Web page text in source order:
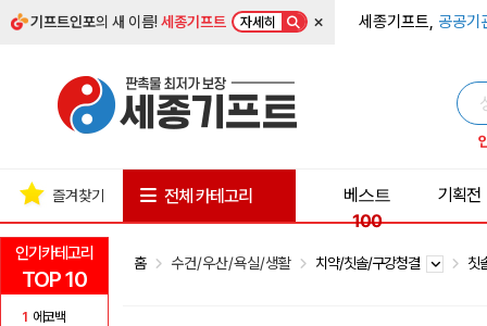
기프트인포의 새 이름!세종기프트 자세히 × 세종기프트, 공공기
인기카테고리
TOP 10
1 에코백
즐겨찾기 전체 카테고리
베스트
100
기획전
홈 수건/우산/욕실/생활 치약/칫솔/구강청결 칫